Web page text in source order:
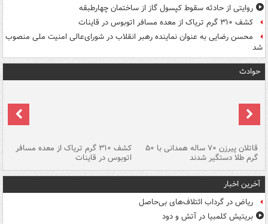
روایتی از حادثه سقوط کپسول گاز از ساختمان چهارطبقه
کشف ۳۱۰ گرم تریاک از معده مسافر اتوبوس در قاینات
محسن رضایی به عنوان نماینده رهبر انقلاب در شورای‌عالی امنیت ملی منصوب
شد
حوادث
قاتلان پیرزن ۷۰ ساله همدانی با ۵۰
گرم طلا دستگیر شدند
کشف ۳۱۰ گرم تریاک از معده مسافر
اتوبوس در قاینات
آخرین اخبار
ریاض در گرداب ائتلاف‌های بی‌حاصل
بریتیش کلمبیا در آتش و دود